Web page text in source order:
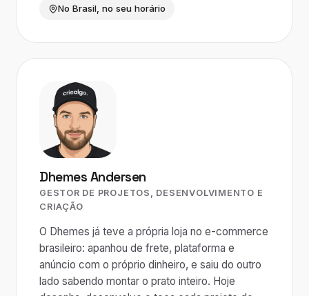
No Brasil, no seu horário
Dhemes Andersen
GESTOR DE PROJETOS, DESENVOLVIMENTO E
CRIAÇÃO
O Dhemes já teve a própria loja no e-commerce
brasileiro: apanhou de frete, plataforma e
anúncio com o próprio dinheiro, e saiu do outro
lado sabendo montar o prato inteiro. Hoje